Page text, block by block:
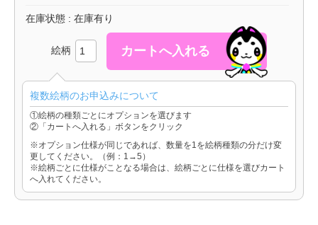
在庫状態 : 在庫有り
絵柄
複数絵柄のお申込みについて
①絵柄の種類ごとにオプションを選びます
②「カートへ入れる」ボタンをクリック
※オプション仕様が同じであれば、数量を1を絵柄種類の分だけ変
更してください。（例：1→5）
※絵柄ごとに仕様がことなる場合は、絵柄ごとに仕様を選びカート
へ入れてください。